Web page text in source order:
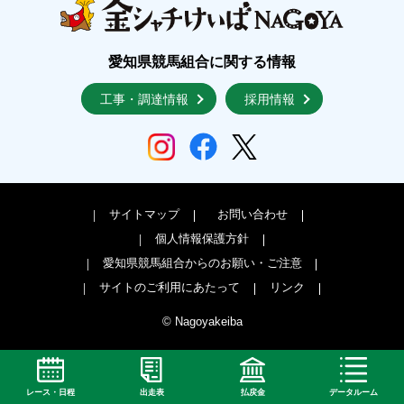
レース・日程 出走表 払戻金 データルーム
愛知県競馬組合に関する情報
工事・調達情報 採用情報
サイトマップ
お問い合わせ
個人情報保護方針
愛知県競馬組合からのお願い・ご注意
サイトのご利用にあたって
リンク
© Nagoyakeiba